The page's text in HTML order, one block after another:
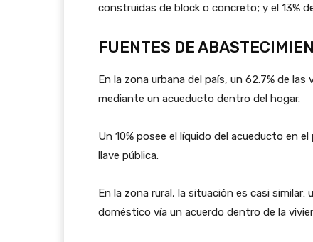
construidas de block o concreto; y el 13%
FUENTES DE
En la zona urbana del país, un 62.7% de
mediante un acueducto dentro del hogar.
Un 10% posee el líquido del acueducto en
llave pública.
En la zona rural, la situación es casi
doméstico vía un acuerdo dentro de la